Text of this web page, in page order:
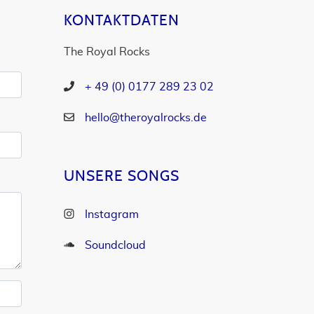
KONTAKTDATEN
The Royal Rocks
+ 49 (0) 0177 289 23 02
hello@theroyalrocks.de
UNSERE SONGS
Instagram
Soundcloud